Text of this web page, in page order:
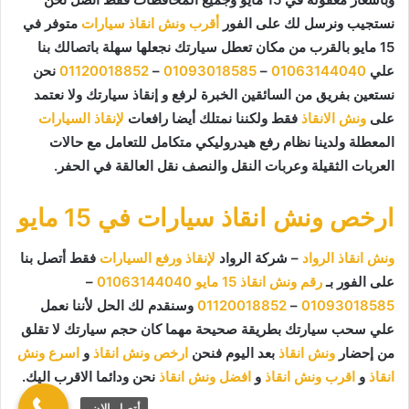
نستجيب ونرسل لك على الفور أقرب ونش انقاذ سيارات متوفر في
15 مايو بالقرب من مكان تعطل سيارتك نجعلها سهلة باتصالك بنا
علي 01063144040
–
01093018585
–
01120018852 نحن
نستعين بفريق من السائقين الخبرة لرفع و إنقاذ سيارتك ولا نعتمد
على ونش الانقاذ فقط ولكننا نمتلك أيضا رافعات لإنقاذ السيارات
المعطلة ولدينا نظام رفع هيدروليكي متكامل للتعامل مع حالات
العربات الثقيلة وعربات النقل والنصف نقل العالقة في الحفر.
ارخص ونش انقاذ سيارات في 15 مايو
ونش انقاذ الرواد – شركة الرواد لإنقاذ ورفع السيارات فقط أتصل بنا
على الفور بـرقم ونش انقاذ 15 مايو 01063144040
–
01093018585
–
01120018852 وسنقدم لك الحل لأننا نعمل
علي سحب سيارتك بطريقة صحيحة مهما كان حجم سيارتك لا تقلق
من إحضار ونش انقاذ بعد اليوم فنحن ارخص ونش انقاذ و اسرع ونش
انقاذ و اقرب ونش انقاذ و افضل ونش انقاذ نحن ودائما الاقرب اليك.